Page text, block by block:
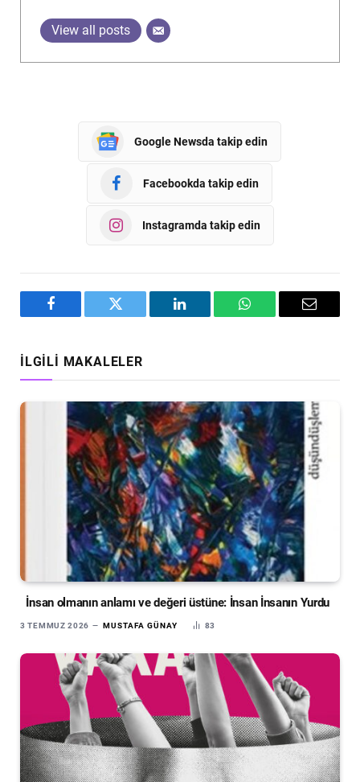
View all posts
Google Newsda takip edin
Facebookda takip edin
Instagramda takip edin
Facebook Twitter LinkedIn WhatsAppEmail
İLGILI MAKALELER
İnsan olmanın anlamı ve değeri üstüne: İnsan İnsanın Yurdu
3 TEMMUZ 2026 MUSTAFA GÜNAY 83